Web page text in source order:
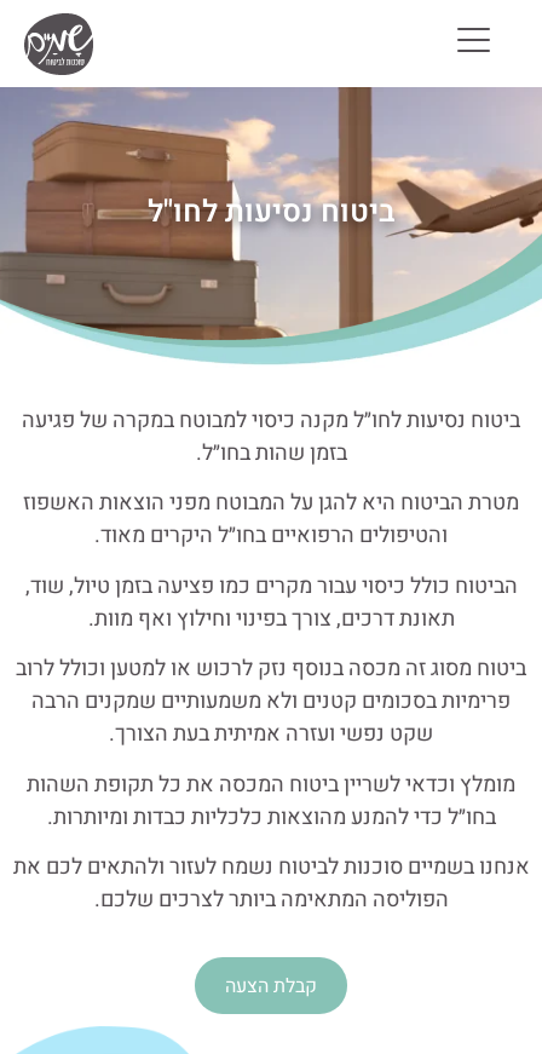
ביטוח נסיעות לחו"ל
ביטוח נסיעות לחו״ל מקנה כיסוי למבוטח במקרה של פגיעה
בזמן שהות בחו״ל.
מטרת הביטוח היא להגן על המבוטח מפני הוצאות האשפוז
והטיפולים הרפואיים בחו״ל היקרים מאוד.
הביטוח כולל כיסוי עבור מקרים כמו פציעה בזמן טיול, שוד,
תאונת דרכים, צורך בפינוי וחילוץ ואף מוות.
ביטוח מסוג זה מכסה בנוסף נזק לרכוש או למטען וכולל לרוב
פרימיות בסכומים קטנים ולא משמעותיים שמקנים הרבה
שקט נפשי ועזרה אמיתית בעת הצורך.
מומלץ וכדאי לשריין ביטוח המכסה את כל תקופת השהות
בחו״ל כדי להמנע מהוצאות כלכליות כבדות ומיותרות.
אנחנו בשמייםסוכנות לביטוח נשמח לעזור ולהתאים לכם את
הפוליסה המתאימה ביותר לצרכים שלכם.
קבלת הצעה